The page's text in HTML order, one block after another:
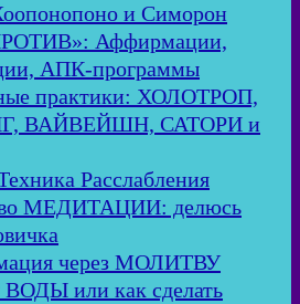
и Симорон
Аффирмации,
АПК-программы
практики: ХОЛОТРОП,
ВАЙВЕЙШН, САТОРИ и
Расслабления
МЕДИТАЦИИ: делюсь
через МОЛИТВУ
или как сделать